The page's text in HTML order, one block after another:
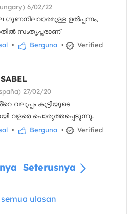
6/02/22
ഗുണനിലവാരമുള്ള ഉൽപ്പന്നം,
സംതൃപ്തരാണ്
• Berguna •
Verified
27/02/20
വലുപ്പം കുട്ടിയുടെ
വളരെ പൊരുത്തപ്പെടുന്നു.
• Berguna •
Verified
Seterusnya
ulasan